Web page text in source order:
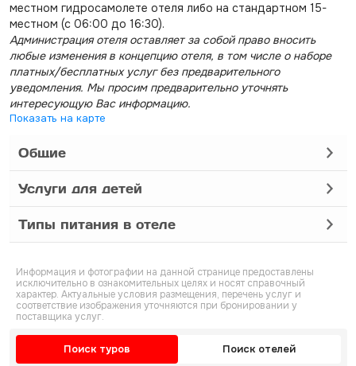
местном гидросамолете отеля либо на стандартном 15-
местном (с 06:00 до 16:30).
Администрация отеля оставляет за собой право вносить
любые изменения в концепцию отеля, в том числе о наборе
платных/бесплатных услуг без предварительного
уведомления. Мы просим предварительно уточнять
интересующую Вас информацию.
Показать на карте
Общие
Услуги для детей
Типы питания в отеле
Информация и фотографии на данной странице предоставлены
исключительно в ознакомительных целях и носят справочный
характер. Актуальные условия размещения, перечень услуг и
соответствие изображения уточняются при бронировании у
поставщика услуг.
Поиск туров Поиск отелей